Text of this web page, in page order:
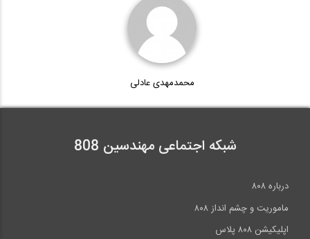
محمدمهدی عادلی
شبکه اجتماعی مهندسین 808
درباره ۸۰۸
ماموریت و چشم انداز ۸۰۸
اپلیکیشن ۸۰۸ پلاس